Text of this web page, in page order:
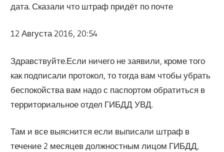
дата. Сказали что штраф придёт по почте
12 Августа 2016, 20:54
Здравствуйте.Если ничего не заявили, кроме того
как подписали протокол, то тогда вам чтобы убрать
беспокойства вам надо с паспортом обратиться в
территориальное отдел ГИБДД УВД.
Там и все выяснится если выписали штраф в
течение 2 месяцев должностным лицом ГИБДД,